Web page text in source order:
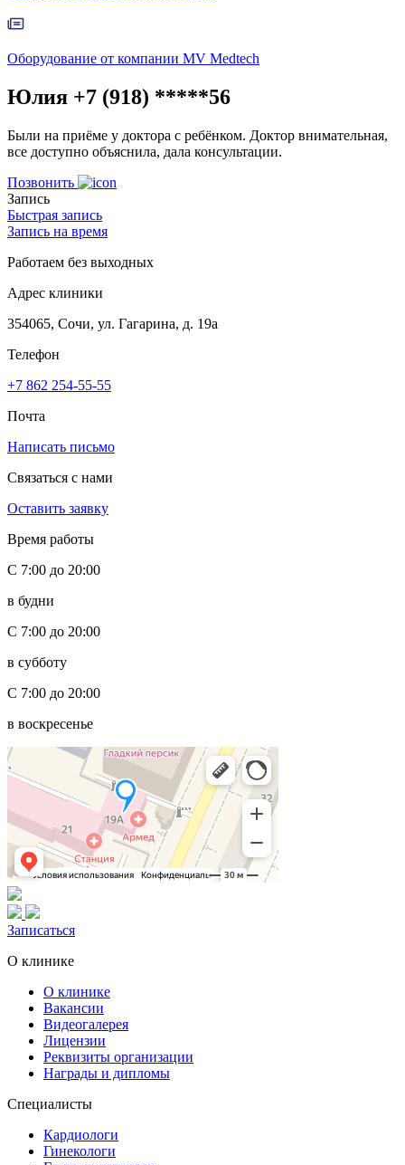
Оборудование от компании MV Medtech
Юлия +7 (918) *****56
Были на приёме у доктора с ребёнком. Доктор внимательная,
все доступно объяснила, дала консультации.
Позвонить
Запись
Быстрая запись
Запись на время
Работаем без выходных
Адрес клиники
354065, Сочи, ул. Гагарина, д. 19а
Телефон
+7 862 254-55-55
Почта
Написать письмо
Связаться с нами
Оставить заявку
Время работы
С 7:00 до 20:00
в будни
С 7:00 до 20:00
в субботу
С 7:00 до 20:00
в воскресенье
Записаться
О клинике
О клинике
Вакансии
Видеогалерея
Лицензии
Реквизиты организации
Награды и дипломы
Специалисты
Кардиологи
Гинекологи